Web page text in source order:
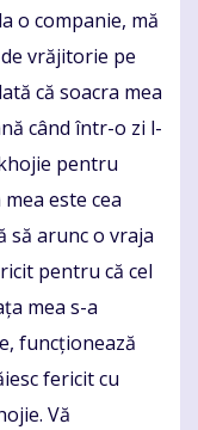
o companie, mă
vrăjitorie pe
că soacra mea
când într-o zi l-
pentru
este cea
să arunc o vraja
pentru că cel
mea s-a
funcționează
fericit cu
Vă